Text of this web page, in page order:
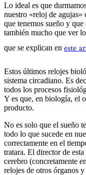
Lo ideal es que
nuestro «reloj de
que tenemos sueño y
también mucho que ver
que se explican en este
Estos últimos relojes
sistema circadiano. Es
todos los procesos
Y es que, en biología, el
producto.
No es solo que el sueño
todo lo que sucede en
correctamente en el
tratara. El director de
cerebro (concretamente
relojes de otros órganos